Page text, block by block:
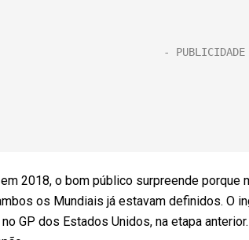
2018, o bom público surpreende
os Mundiais já estavam definidos. O
GP dos Estados Unidos, na etapa